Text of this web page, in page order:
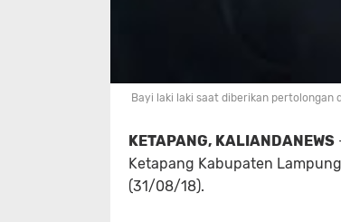
Bayi laki laki saat diberikan pertolongan
KETAPANG, KALIANDANEWS
Ketapang Kabupaten
(31/08/18).